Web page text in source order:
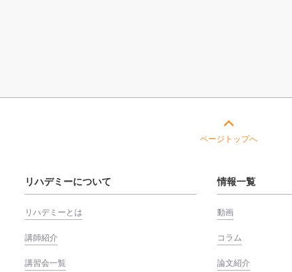
ページトップへ
リハデミーについて
リハデミーとは
講師紹介
講習会一覧
情報一覧
動画
コラム
論文紹介